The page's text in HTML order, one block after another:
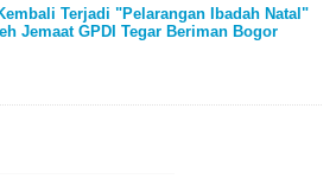
Terjadi "Pelarangan Ibadah Natal"
Jemaat GPDI Tegar Beriman Bogor